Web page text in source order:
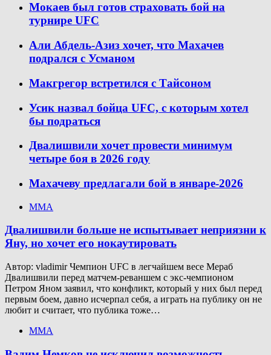
Мокаев был готов страховать бой на
турнире UFC
Али Абдель-Азиз хочет, что Махачев
подрался с Усманом
Макгрегор встретился с Тайсоном
Усик назвал бойца UFC, с которым хотел
бы подраться
Двалишвили хочет провести минимум
четыре боя в 2026 году
Махачеву предлагали бой в январе-2026
ММА
Двалишвили больше не испытывает неприязни к
Яну, но хочет его нокаутировать
Автор: vladimir Чемпион UFC в легчайшем весе Мераб
Двалишвили перед матчем-реваншем с экс-чемпионом
Петром Яном заявил, что конфликт, который у них был перед
первым боем, давно исчерпал себя, а играть на публику он не
любит и считает, что публика тоже…
ММА